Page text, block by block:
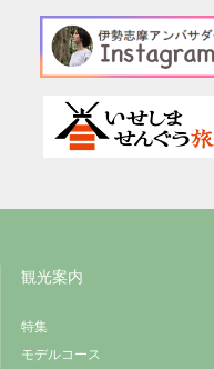
観光案内
特集
モデルコース